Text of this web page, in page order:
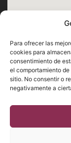
Para ofrecer las
cookies para
consentimiento de
el comportamiento
sitio. No consentir o
negativamente a
Lunes · Martes